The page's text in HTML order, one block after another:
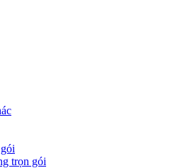
trọn gói